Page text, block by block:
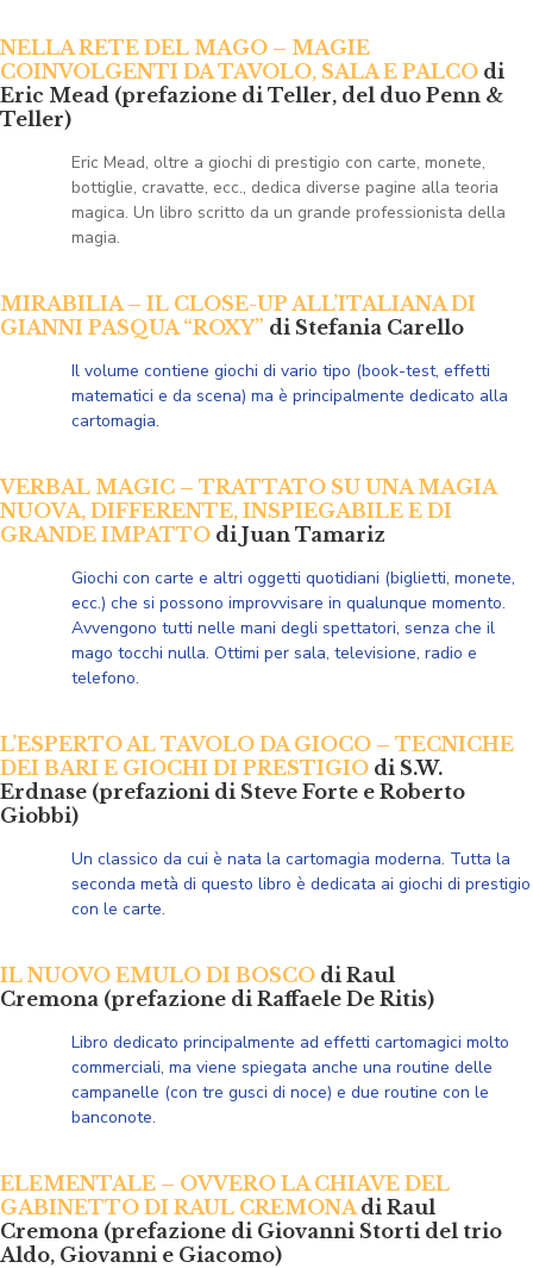
NELLA RETE DEL MAGO – MAGIE
COINVOLGENTI DA TAVOLO, SALA E PALCO di
Eric Mead (prefazione di Teller, del duo Penn &
Teller)
Eric Mead, oltre a giochi di prestigio con carte, monete,
bottiglie, cravatte, ecc., dedica diverse pagine alla teoria
magica. Un libro scritto da un grande professionista della
magia.
MIRABILIA – IL CLOSE-UP ALL’ITALIANA DI
GIANNI PASQUA “ROXY” di Stefania Carello
Il volume contiene giochi di vario tipo (book-test, effetti
matematici e da scena) ma è principalmente dedicato alla
cartomagia.
VERBAL MAGIC – TRATTATO SU UNA MAGIA
NUOVA, DIFFERENTE, INSPIEGABILE E DI
GRANDE IMPATTO di Juan Tamariz
Giochi con carte e altri oggetti quotidiani (biglietti, monete,
ecc.) che si possono improvvisare in qualunque momento.
Avvengono tutti nelle mani degli spettatori, senza che il
mago tocchi nulla. Ottimi per sala, televisione, radio e
telefono.
L’ESPERTO AL TAVOLO DA GIOCO – TECNICHE
DEI BARI E GIOCHI DI PRESTIGIO di S.W.
Erdnase (prefazioni di Steve Forte e Roberto
Giobbi)
Un classico da cui è nata la cartomagia moderna. Tutta la
seconda metà di questo libro è dedicata ai giochi di prestigio
con le carte.
IL NUOVO EMULO DI BOSCO di Raul
Cremona (prefazione di Raffaele De Ritis)
Libro dedicato principalmente ad effetti cartomagici molto
commerciali, ma viene spiegata anche una routine delle
campanelle (con tre gusci di noce) e due routine con le
banconote.
ELEMENTALE – OVVERO LA CHIAVE DEL
GABINETTO DI RAUL CREMONAdi Raul
Cremona (prefazione di Giovanni Storti del trio
Aldo, Giovanni e Giacomo)